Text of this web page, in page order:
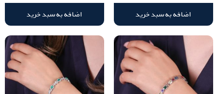
اضافه به سبد خرید
اضافه به سبد خرید